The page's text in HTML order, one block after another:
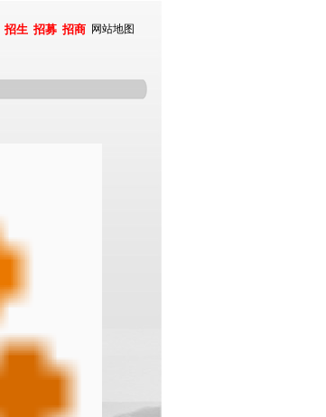
招生 招募 招商 网站地图